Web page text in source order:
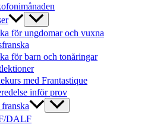
för ungdomar och vuxna
för barn och tonåringar
med Frantastique
inför prov
DALF